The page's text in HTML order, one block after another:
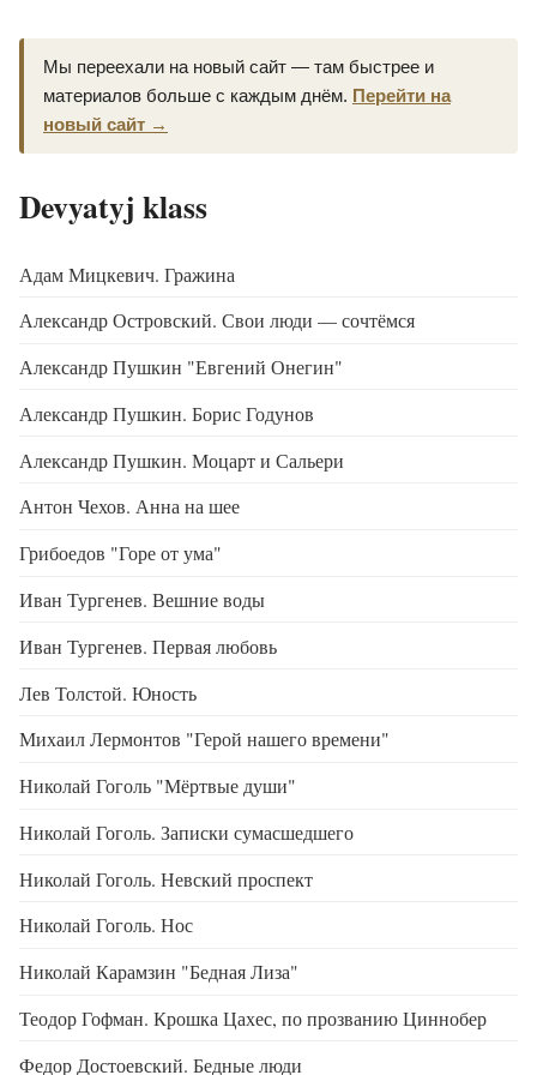
Мы переехали на новый сайт — там быстрее и
материалов больше с каждым днём. Перейти на
новый сайт →
Devyatyj klass
Адам Мицкевич. Гражина
Александр Островский. Свои люди — сочтёмся
Александр Пушкин "Евгений Онегин"
Александр Пушкин. Борис Годунов
Александр Пушкин. Моцарт и Сальери
Антон Чехов. Анна на шее
Грибоедов "Горе от ума"
Иван Тургенев. Вешние воды
Иван Тургенев. Первая любовь
Лев Толстой. Юность
Михаил Лермонтов "Герой нашего времени"
Николай Гоголь "Мёртвые души"
Николай Гоголь. Записки сумасшедшего
Николай Гоголь. Невский проспект
Николай Гоголь. Нос
Николай Карамзин "Бедная Лиза"
Теодор Гофман. Крошка Цахес, по прозванию Циннобер
Федор Достоевский. Бедные люди